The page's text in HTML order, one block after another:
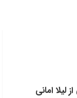
لیلا امانی